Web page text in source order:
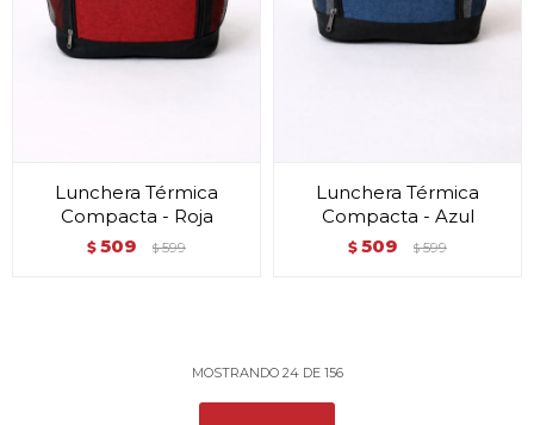
Lunchera Térmica
Compacta - Roja
$ 509 $ 599
Lunchera Térmica
Compacta - Azul
$ 509 $ 599
MOSTRANDO 24DE 156